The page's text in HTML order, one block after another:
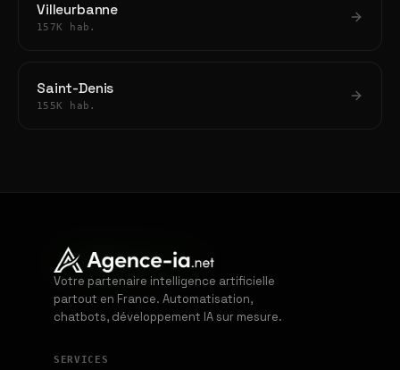
Villeurbanne
157K hab.
Saint-Denis
155K hab.
Votre partenaire intelligence artificielle
partout en France. Automatisation,
chatbots, développement IA sur mesure.
SERVICES